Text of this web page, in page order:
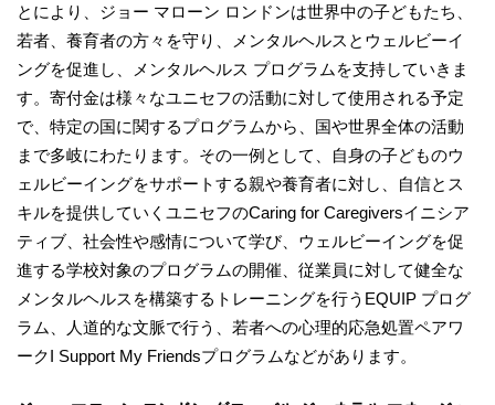
とにより、ジョー マローン ロンドンは世界中の子どもたち、
若者、養育者の方々を守り、メンタルヘルスとウェルビーイ
ングを促進し、メンタルヘルス プログラムを支持していきま
す。寄付金は様々なユニセフの活動に対して使用される予定
で、特定の国に関するプログラムから、国や世界全体の活動
まで多岐にわたります。その一例として、自身の子どものウ
ェルビーイングをサポートする親や養育者に対し、自信とス
キルを提供していくユニセフのCaring for Caregiversイニシア
ティブ、社会性や感情について学び、ウェルビーイングを促
進する学校対象のプログラムの開催、従業員に対して健全な
メンタルヘルスを構築するトレーニングを行うEQUIP プログ
ラム、人道的な文脈で行う、若者への心理的応急処置ペアワ
ークI Support My Friendsプログラムなどがあります。